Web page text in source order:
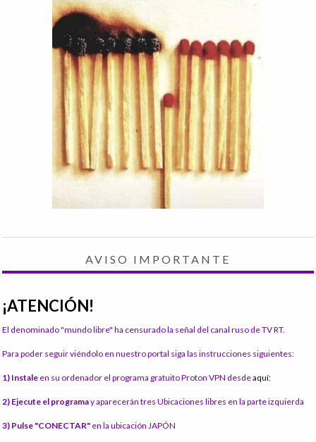
AVISO IMPORTANTE
¡ATENCIÓN!
El denominado "mundo libre" ha censurado la señal del canal ruso de TV RT.
Para poder seguir viéndolo en nuestro portal siga las instrucciones siguientes:
1) Instale en su ordenador el programa gratuito Proton VPN desdeaquí:
2) Ejecute el programay aparecerán tres Ubicaciones libres en la parte izquierda
3) Pulse "CONECTAR" en la ubicación JAPÓN